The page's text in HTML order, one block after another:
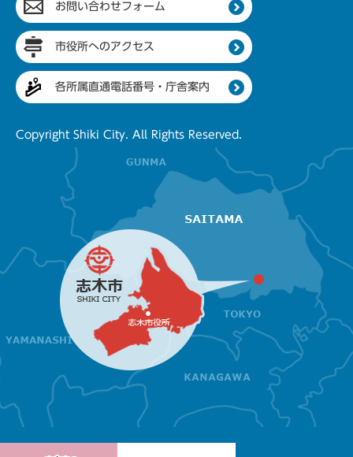
お問い合わせフォーム
市役所へのアクセス
各所属直通電話番号・庁舎案内
Copyright Shiki City. All Rights Reserved.